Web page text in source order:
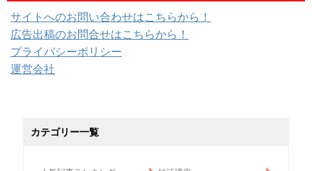
サイトへのお問い合わせはこちらから！
広告出稿のお問合せはこちらから！
プライバシーポリシー
運営会社
カテゴリー一覧